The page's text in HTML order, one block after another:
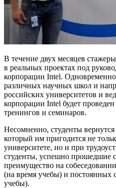
В течение двух месяцев
в реальных проектах под
корпорации Intel.
различных научных школ и
российских университетов и
корпорации Intel будет
тренингов и семинаров.
Несомненно, студенты
который им пригодится не
университете, но и при
студенты, успешно прошедшие
преимущество на
(на время учебы) и постоянных
учебы).